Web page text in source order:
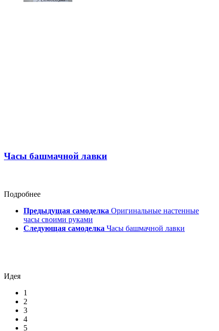
Часы башмачной лавки
Подробнее
Предыдущая самоделка Оригинальные настенные
часы своими руками
Следующая самоделка Часы башмачной лавки
Идея
1
2
3
4
5